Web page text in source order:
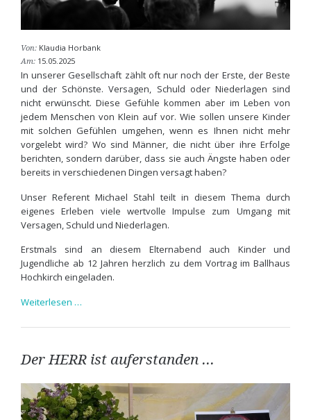
Von:Klaudia Horbank
Am: 15.05.2025
In unserer Gesellschaft zählt oft nur noch der Erste, der Beste
und der Schönste. Versagen, Schuld oder Niederlagen sind
nicht erwünscht. Diese Gefühle kommen aber im Leben von
jedem Menschen von Klein auf vor. Wie sollen unsere Kinder
mit solchen Gefühlen umgehen, wenn es Ihnen nicht mehr
vorgelebt wird? Wo sind Männer, die nicht über ihre Erfolge
berichten, sondern darüber, dass sie auch Ängste haben oder
bereits in verschiedenen Dingen versagt haben?
Unser Referent Michael Stahl teilt in diesem Thema durch
eigenes Erleben viele wertvolle Impulse zum Umgang mit
Versagen, Schuld und Niederlagen.
Erstmals sind an diesem Elternabend auch Kinder und
Jugendliche ab 12 Jahren herzlich zu dem Vortrag im Ballhaus
Hochkirch eingeladen.
Weiterlesen …Elternseminar
Der HERR ist auferstanden ...